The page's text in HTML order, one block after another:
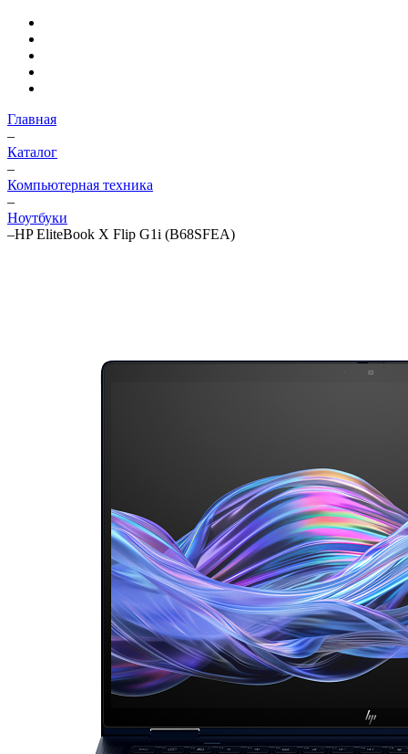
Главная
–
Каталог
–
Компьютерная техника
–
Ноутбуки
–HP EliteBook X Flip G1i (B68SFEA)